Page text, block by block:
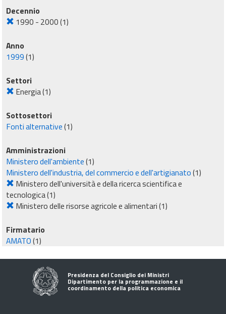
Decennio
1990 - 2000(1)
Anno
1999(1)
Settori
Energia(1)
Sottosettori
Fonti alternative(1)
Amministrazioni
Ministero dell'ambiente(1)
Ministero dell'industria, del commercio e dell'artigianato(1)
Ministero dell'università e della ricerca scientifica e
tecnologica(1)
Ministero delle risorse agricole e alimentari(1)
Firmatario
AMATO(1)
Presidenza del Consiglio dei Ministri
Dipartimento per la programmazione e il
coordinamento della politica economica